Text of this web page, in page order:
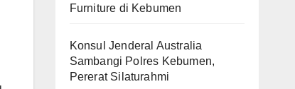
Furniture di Kebumen
Konsul Jenderal Australia
Sambangi Polres Kebumen,
Pererat Silaturahmi